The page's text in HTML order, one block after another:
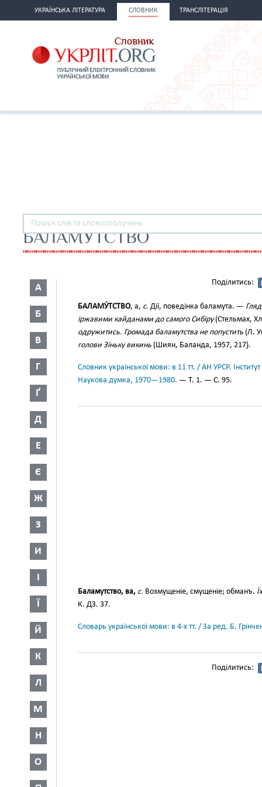
УКРАЇНСЬКА ЛІТЕРАТУРА СЛОВНИК ТРАНСЛІТЕРАЦІЯ
БАЛАМУТСТВО
А
Б
В
Г
Ґ
Д
Е
Є
Ж
З
И
І
Ї
Й
К
Л
М
Н
О
Поділитись:
БАЛАМУ́ТСТВО, а, с. Дії, поведінка баламута. —
іржавими кайданами до самого Сибіру(Стельмах,
одружитись. Громада баламутства не попустить (Л.
голови Зіньку викинь (Шиян, Баланда, 1957, 217).
Словник української мови: в 11 тт. / АН УРСР.
Наукова думка, 1970—1980. — Т. 1. — С. 95.
Баламутство, ва, с. Возмущеніе, смущеніе; обманъ.
К. ДЗ. 37.
Словарь української мови: в 4-х тт. / За ред. Б.
Поділитись: